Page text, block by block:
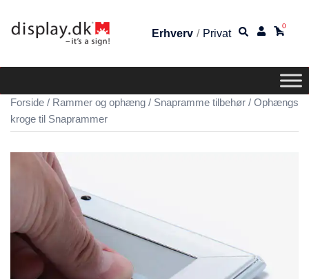
Erhverv / Privat
0
Forside / Rammer og ophæng / Snapramme tilbehør / Ophængs
kroge til Snaprammer